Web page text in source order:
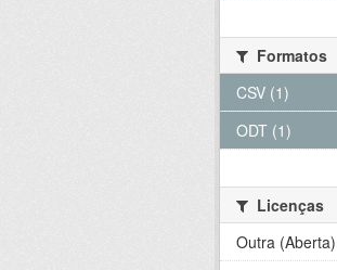
Formatos
CSV (1)
ODT (1)
Licenças
Outra